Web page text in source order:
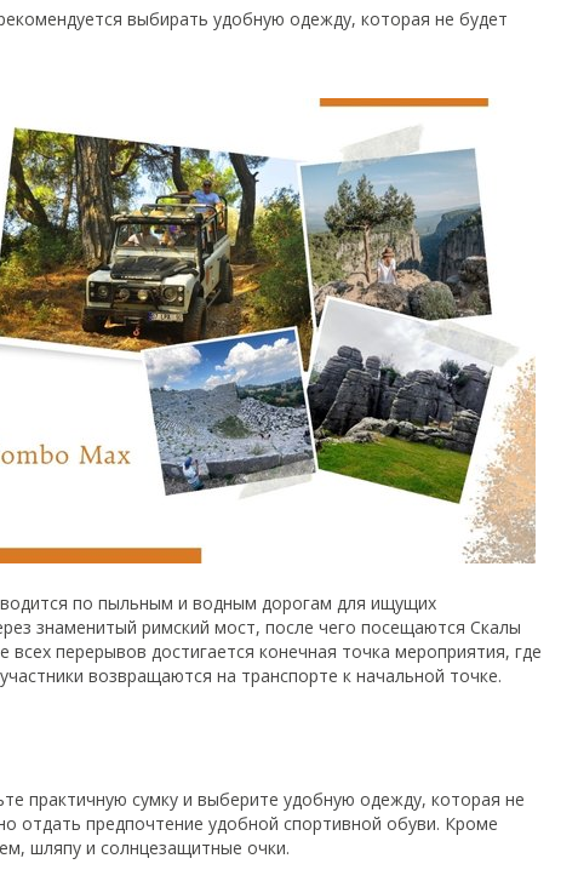
выбирать удобную одежду, которая не будет
по пыльным и водным дорогам для ищущих
знаменитый римский мост, после чего посещаются Скалы
перерывов достигается конечная точка мероприятия, где
возвращаются на транспорте к начальной точке.
практичную сумку и выберите удобную одежду, которая не
отдать предпочтение удобной спортивной обуви. Кроме
шляпу и солнцезащитные очки.